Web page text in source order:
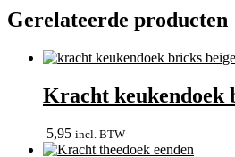
Gerelateerde producten
Kracht keukendoek
5,95 incl. BTW